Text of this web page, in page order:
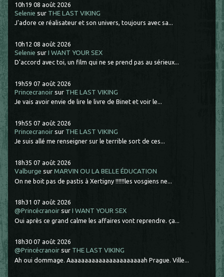
10h19 08 août 2026
Selenie sur THE LAST VIKING
J'adore ce réalisateur et son univers, toujours avec sa...
10h12 08 août 2026
Selenie surI WANT YOUR SEX
D'accord avec toi, un film qui ne se prend pas au sérieux...
19h59 07 août 2026
Princecranoir sur THE LAST VIKING
Je vais avoir envie de lire le livre de Binet et voir le...
19h55 07 août 2026
Princecranoir sur THE LAST VIKING
Je suis allé me renseigner sur le terrible sort de ces...
18h35 07 août 2026
Valburge surMARVIN OU LA BELLE ÉDUCATION
On ne boit pas de pastis à Xertigny !!!!!!les vosgiens ne...
18h31 07 août 2026
@Princécranoir surI WANT YOUR SEX
Oui après ce grand calme les affaires vont reprendre. ça...
18h30 07 août 2026
@Princécranoir sur THE LAST VIKING
Ah oui dommage. Aaaaaaaaaaaaaaaaaaaaaah Prague. Ville...